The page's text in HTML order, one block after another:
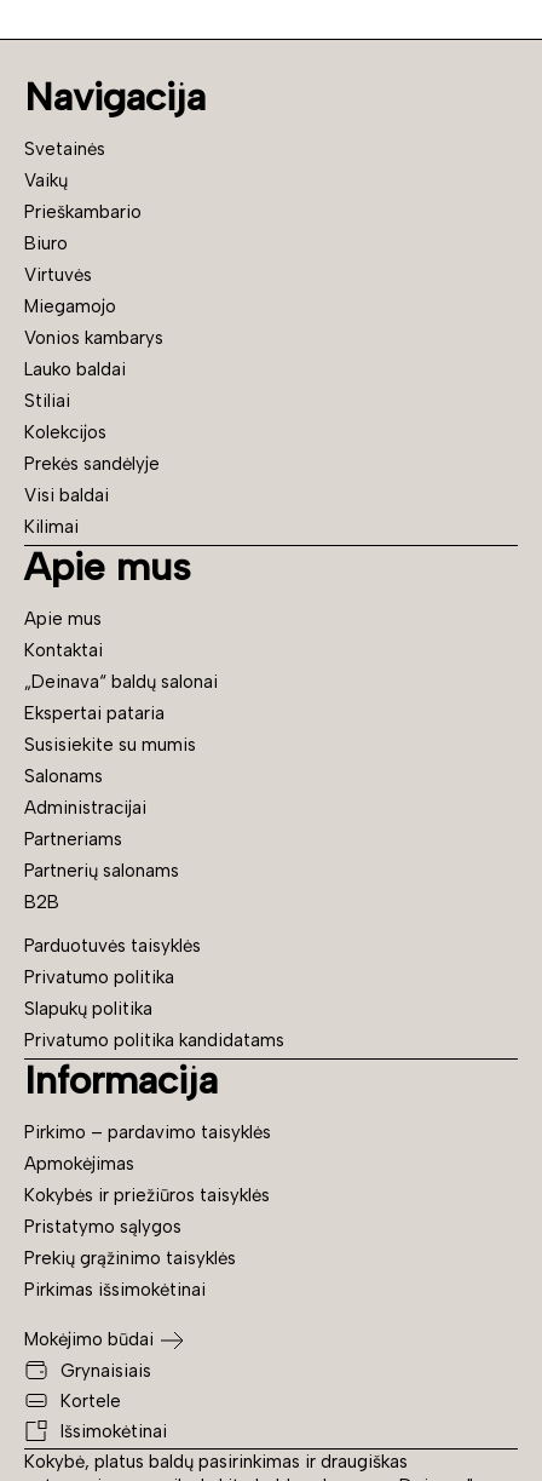
Kokybė, platus baldų pasirinkimas ir draugiškas
Navigacija
Svetainės
Vaikų
Prieškambario
Biuro
Virtuvės
Miegamojo
Vonios kambarys
Lauko baldai
Stiliai
Kolekcijos
Prekės sandėlyje
Visi baldai
Kilimai
Apie mus
Apie mus
Kontaktai
„Deinava“ baldų salonai
Ekspertai pataria
Susisiekite su mumis
Salonams
Administracijai
Partneriams
Partnerių salonams
B2B
Parduotuvės taisyklės
Privatumo politika
Slapukų politika
Privatumo politika kandidatams
Informacija
Pirkimo – pardavimo taisyklės
Apmokėjimas
Kokybės ir priežiūros taisyklės
Pristatymo sąlygos
Prekių grąžinimo taisyklės
Pirkimas išsimokėtinai
Mokėjimo būdai
Grynaisiais
Kortele
Išsimokėtinai